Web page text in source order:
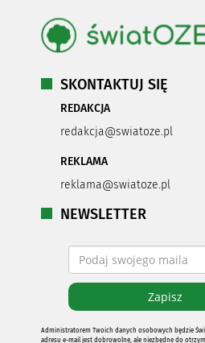
SKONTAKTUJ SIĘ
REDAKCJA
redakcja@swiatoze.pl
REKLAMA
reklama@swiatoze.pl
NEWSLETTER
Administratorem Twoich danych osobowych będzie
adresu e-mail jest dobrowolne, ale niezbędne do